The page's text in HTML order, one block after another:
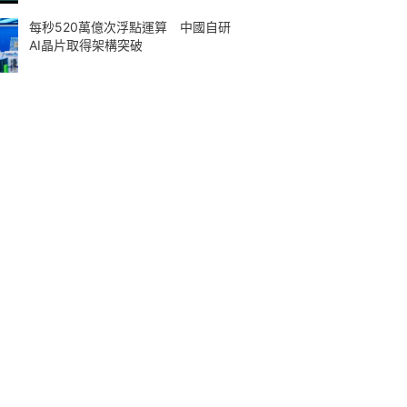
每秒520萬億次浮點運算 中國自研
AI晶片取得架構突破